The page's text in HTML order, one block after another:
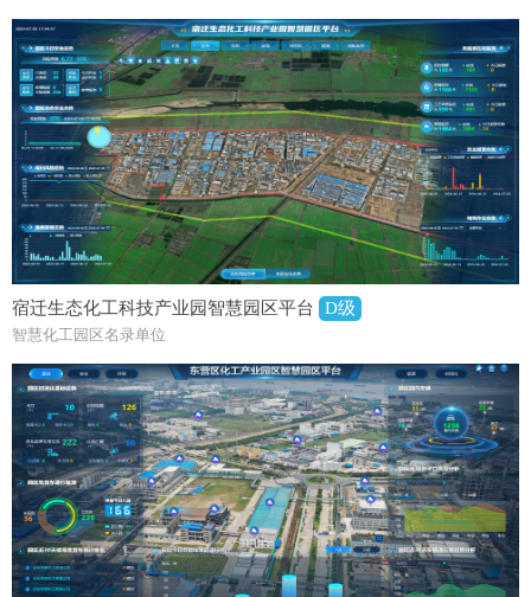
宿迁生态化工科技产业园智慧园区平台 D级
智慧化工园区名录单位